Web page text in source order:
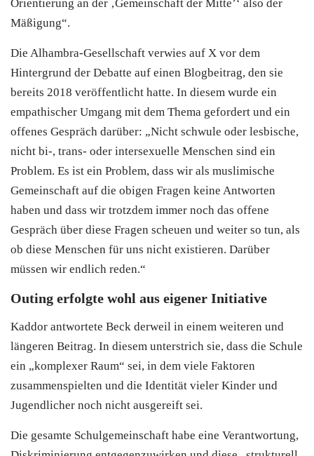
Orientierung an der ‚Gemeinschaft der Mitte’‘ also der
Mäßigung“.
Die Alhambra-Gesellschaft verwies auf X vor dem
Hintergrund der Debatte auf einen Blogbeitrag, den sie
bereits 2018 veröffentlicht hatte. In diesem wurde ein
empathischer Umgang mit dem Thema gefordert und ein
offenes Gespräch darüber: „Nicht schwule oder lesbische,
nicht bi-, trans- oder intersexuelle Menschen sind ein
Problem. Es ist ein Problem, dass wir als muslimische
Gemeinschaft auf die obigen Fragen keine Antworten
haben und dass wir trotzdem immer noch das offene
Gespräch über diese Fragen scheuen und weiter so tun, als
ob diese Menschen für uns nicht existieren. Darüber
müssen wir endlich reden.“
Outing erfolgte wohl aus eigener Initiative
Kaddor antwortete Beck derweil in einem weiteren und
längeren Beitrag. In diesem unterstrich sie, dass die Schule
ein „komplexer Raum“ sei, in dem viele Faktoren
zusammenspielten und die Identität vieler Kinder und
Jugendlicher noch nicht ausgereift sei.
Die gesamte Schulgemeinschaft habe eine Verantwortung,